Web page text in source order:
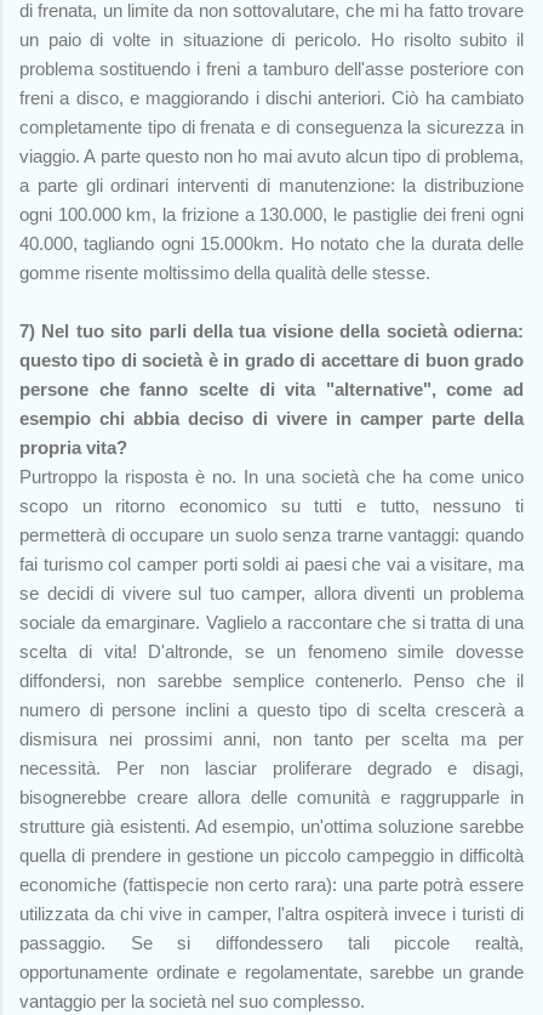
di frenata, un limite da non sottovalutare, che mi ha fatto trovare
un paio di volte in situazione di pericolo. Ho risolto subito il
problema sostituendo i freni a tamburo dell'asse posteriore con
freni a disco, e maggiorando i dischi anteriori. Ciò ha cambiato
completamente tipo di frenata e di conseguenza la sicurezza in
viaggio. A parte questo non ho mai avuto alcun tipo di problema,
a parte gli ordinari interventi di manutenzione: la distribuzione
ogni 100.000 km, la frizione a 130.000, le pastiglie dei freni ogni
40.000, tagliando ogni 15.000km. Ho notato che la durata delle
gomme risente moltissimo della qualità delle stesse.
7) Nel tuo sito parli della tua visione della società odierna:
questo tipo di società è in grado di accettare di buon grado
persone che fanno scelte di vita "alternative", come ad
esempio chi abbia deciso di vivere in camper parte della
propria vita?
Purtroppo la risposta è no. In una società che ha come unico
scopo un ritorno economico su tutti e tutto, nessuno ti
permetterà di occupare un suolo senza trarne vantaggi: quando
fai turismo col camper porti soldi ai paesi che vai a visitare, ma
se decidi di vivere sul tuo camper, allora diventi un problema
sociale da emarginare. Vaglielo a raccontare che si tratta di una
scelta di vita! D'altronde, se un fenomeno simile dovesse
diffondersi, non sarebbe semplice contenerlo. Penso che il
numero di persone inclini a questo tipo di scelta crescerà a
dismisura nei prossimi anni, non tanto per scelta ma per
necessità. Per non lasciar proliferare degrado e disagi,
bisognerebbe creare allora delle comunità e raggrupparle in
strutture già esistenti. Ad esempio, un'ottima soluzione sarebbe
quella di prendere in gestione un piccolo campeggio in difficoltà
economiche (fattispecie non certo rara): una parte potrà essere
utilizzata da chi vive in camper, l'altra ospiterà invece i turisti di
passaggio. Se si diffondessero tali piccole realtà,
opportunamente ordinate e regolamentate, sarebbe un grande
vantaggio per la società nel suo complesso.